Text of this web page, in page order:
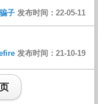
子 发布时间：22-05-11
发布时间：21-10-19